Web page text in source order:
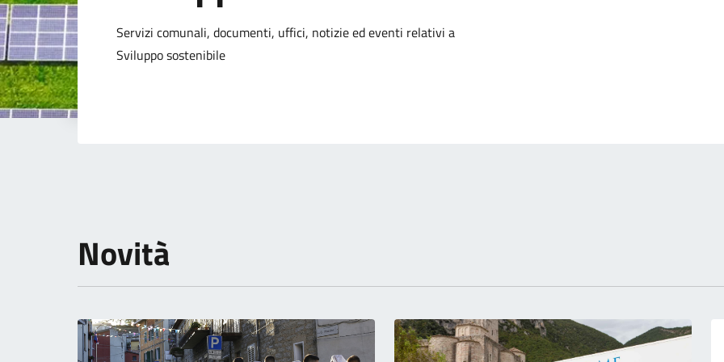
Dettagli della notizia
Servizi comunali, documenti, uffici, notizie ed eventi relativi a
Sviluppo sostenibile
Novità